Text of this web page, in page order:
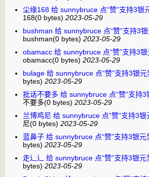
尘缘168 给 sunnybruce 点“赞”支持3银
168(0 bytes) 2023-05-29
bushman 给 sunnybruce 点“赞”支持3银
bushman(0 bytes) 2023-05-29
obamacc 给 sunnybruce 点“赞”支持3银
obamacc(0 bytes) 2023-05-29
bulage 给 sunnybruce 点“赞”支持3银元
bytes) 2023-05-29
批话不要多 给 sunnybruce 点“赞”支持3
不要多(0 bytes) 2023-05-29
兰博鸡尼 给 sunnybruce 点“赞”支持3银
尼(0 bytes) 2023-05-29
蓝鼻子 给 sunnybruce 点“赞”支持3银元
bytes) 2023-05-29
走辶辶 给 sunnybruce 点“赞”支持3银元
bytes) 2023-05-29